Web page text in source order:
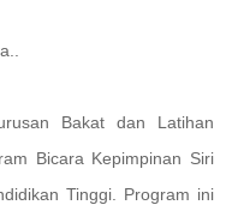
Bakat dan Latihan
Bicara Kepimpinan Siri
Tinggi. Program ini